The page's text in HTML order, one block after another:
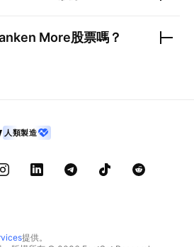
More股票嗎？
人類製造
提供。